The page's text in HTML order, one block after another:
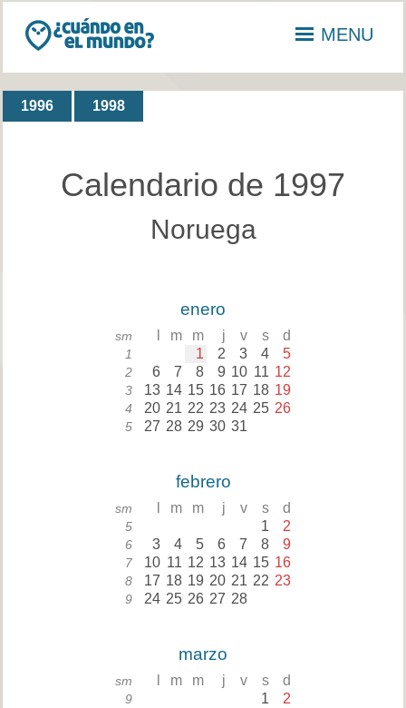
MENU
1996 1998
Calendario de 1997
Noruega
enero
sm m m j v s d
1 1 2 3 4 5
2 6 7 8 9 10 11 12
3 13 14 15 16 17 18 19
4 20 21 22 23 24 25 26
5 27 28 29 30 31
febrero
sm m m j v s d
5 1 2
6 3 4 5 6 7 8 9
7 10 11 12 13 14 15 16
8 17 18 19 20 21 22 23
9 24 25 26 27 28
marzo
sm m m j v s d
9 1 2